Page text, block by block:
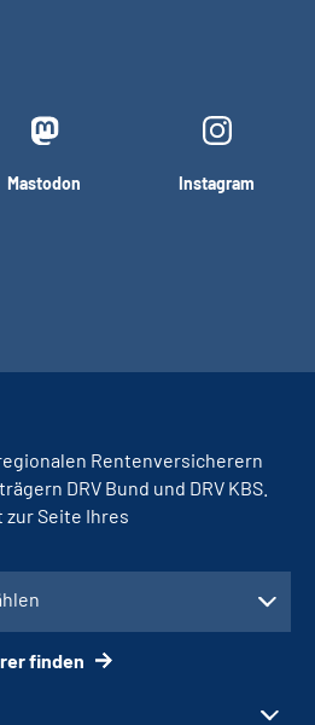
Mastodon Instagram
Rentenversicherern
DRV Bund und DRV KBS.
zur Seite Ihres
finden